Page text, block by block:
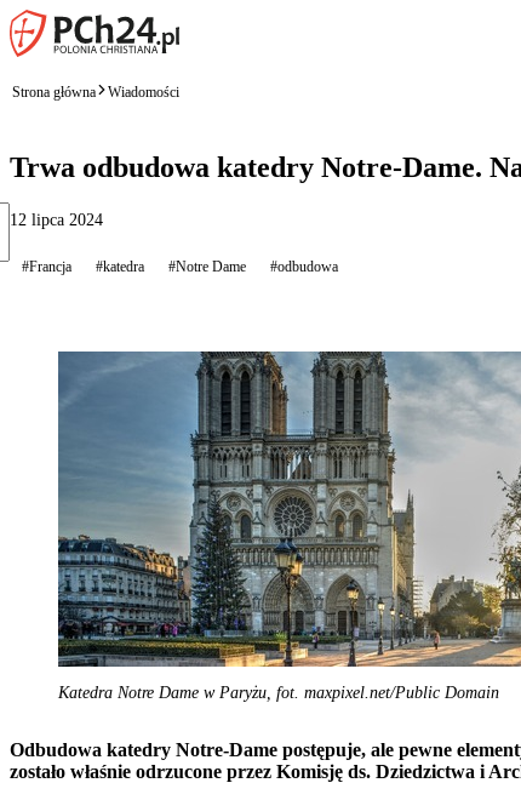
Strona główna Wiadomości
Trwa odbudowa katedry Notre-Dame.
12 lipca 2024
#Francja #katedra #Notre Dame #odbudowa
Katedra Notre Dame w Paryżu, fot. maxpixel.net/Public Domain
Odbudowa katedry Notre-Dame postępuje, ale pewne
zostało właśnie odrzucone przez Komisję ds. Dziedzictwa i